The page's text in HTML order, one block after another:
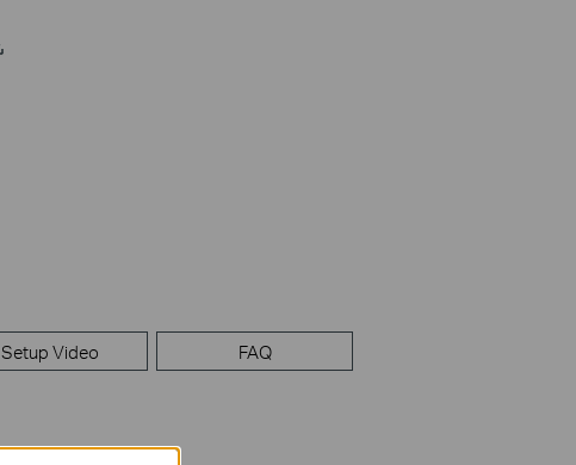
Setup Video FAQ